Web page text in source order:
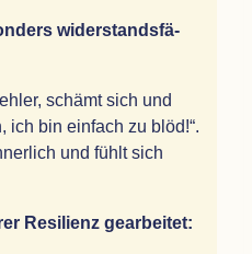
wider­stands­fä­
schämt sich und
ich bin ein­fach zu blöd!“.
und fühlt sich
Resi­li­enz gearbeitet: